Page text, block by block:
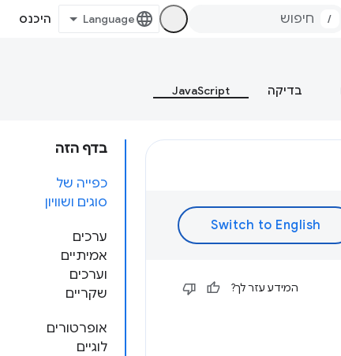
/ היכנס
בדיקה JavaScript
בדף הזה
כפייה של
סוגים ושוויון
ערכים
אמיתיים
וערכים
שקריים
אופרטורים
לוגיים
המידע עזר לך?